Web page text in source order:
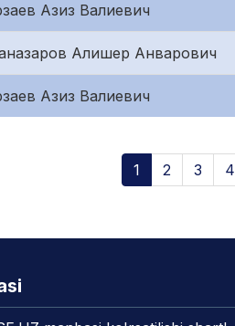
Азиз Валиевич
Алишер Анварович
Азиз Валиевич
1 2 3 4